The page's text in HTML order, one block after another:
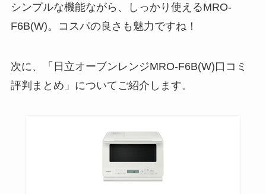
シンプルな機能ながら、しっかり使えるMRO-
F6B(W)。コスパの良さも魅力ですね！
次に、「日立オーブンレンジMRO-F6B(W)口コミ
評判まとめ」についてご紹介します。